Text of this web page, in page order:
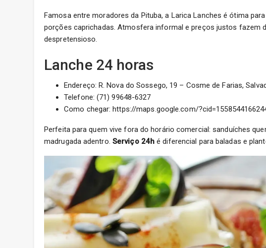
Famosa entre moradores da Pituba, a Larica Lanches é ótima
porções caprichadas. Atmosfera informal e preços justos fazem
despretensioso.
Lanche 24 horas
Endereço: R. Nova do Sossego, 19 – Cosme de Farias,
Telefone: (71) 99648-6327
Como chegar: https://maps.google.com/
Perfeita para quem vive fora do horário comercial: sanduíches
madrugada adentro. Serviço 24h é diferencial para baladas e